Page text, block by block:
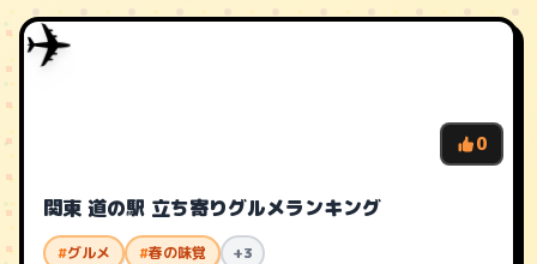
✈️
0
関東 道の駅 立ち寄りグルメランキング
#グルメ #春の味覚 +3